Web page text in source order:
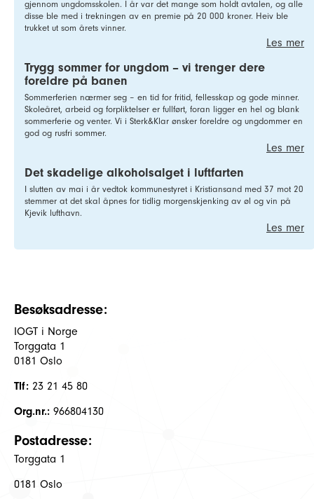
gjennom ungdomsskolen. I år var det mange som holdt avtalen, og alle
disse ble med i trekningen av en premie på 20 000 kroner. Heiv ble
trukket ut som årets vinner.
Les mer
Trygg sommer for ungdom – vi trenger dere
foreldre på banen
Sommerferien nærmer seg – en tid for fritid, fellesskap og gode minner.
Skoleåret, arbeid og forpliktelser er fullført, foran ligger en hel og blank
sommerferie og venter. Vi i Sterk&Klar ønsker foreldre og ungdommer en
god og rusfri sommer.
Les mer
Det skadelige alkoholsalget i luftfarten
I slutten av mai i år vedtok kommunestyret i Kristiansand med 37 mot 20
stemmer at det skal åpnes for tidlig morgenskjenking av øl og vin på
Kjevik lufthavn.
Les mer
Besøksadresse:
IOGT i Norge
Torggata 1
0181 Oslo
Tlf: 23 21 45 80
Org.nr.: 966804130
Postadresse:
Torggata 1
0181 Oslo